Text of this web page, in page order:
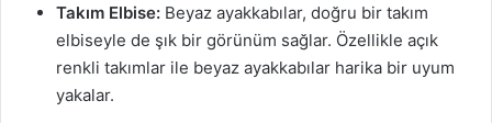
Takım Elbise: Beyaz ayakkabılar, doğru bir takım
elbiseyle de şık bir görünüm sağlar. Özellikle açık
renkli takımlar ile beyaz ayakkabılar harika bir uyum
yakalar.